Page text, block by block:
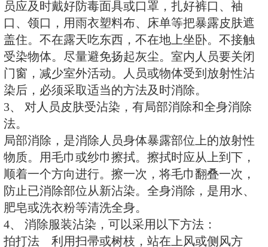
染范围广，持续时间长。
放射性灰尘能放出对人体有害的射
区的人员，或在沾染区外接触了从
受染人员和各种物品，会受到射线
使皮肤灼伤。若受沾染的物质进入
的照射对人员的伤害要比体外照射
此应尽量防止由于呼吸和饮食。
二、核武器的防护技能
1、 核袭击的防护动作
听到警报后，一切人员必须在人防